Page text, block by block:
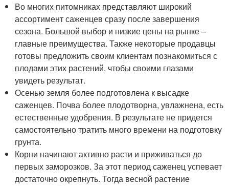
Во многих питомниках представляют широкий
ассортимент саженцев сразу после завершения
сезона. Большой выбор и низкие цены на рынке –
главные преимущества. Также некоторые продавцы
готовы предложить своим клиентам познакомиться с
плодами этих растений, чтобы своими глазами
увидеть результат.
Осенью земля более подготовлена к высадке
саженцев. Почва более плодотворна, увлажнена, есть
естественные удобрения. В результате не придется
самостоятельно тратить много времени на подготовку
грунта.
Корни начинают активно расти и приживаться до
первых заморозков. За этот период саженец успевает
достаточно окрепнуть. Тогда весной растение